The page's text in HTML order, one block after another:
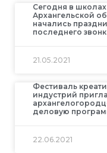
Сегодня в школах
Архангельской
начались
последнего
21.05.2021
Фестиваль
индустрий
деловую
22.06.2021